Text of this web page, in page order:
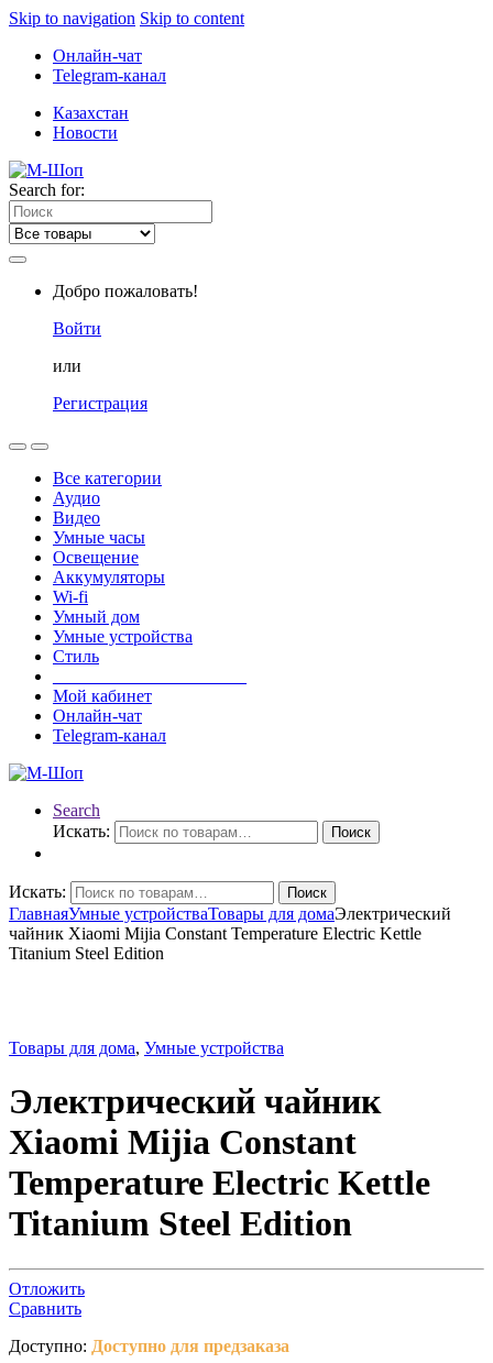
Skip to navigation Skip to content
Онлайн-чат
Telegram-канал
Казахстан
Новости
Search for:
Добро пожаловать!
Войти
или
Регистрация
Все категории
Аудио
Видео
Умные часы
Освещение
Аккумуляторы
Wi-fi
Умный дом
Умные устройства
Стиль
Мой кабинет
Онлайн-чат
Telegram-канал
Search
Искать:
Поиск
Искать: Поиск
ГлавнаяУмные устройстваТовары для домаЭлектрический
чайник Xiaomi Mijia Constant Temperature Electric Kettle
Titanium Steel Edition
Товары для дома, Умные устройства
Электрический чайник
Xiaomi Mijia Constant
Temperature Electric Kettle
Titanium Steel Edition
Отложить
Сравнить
Доступно: Доступно для предзаказа